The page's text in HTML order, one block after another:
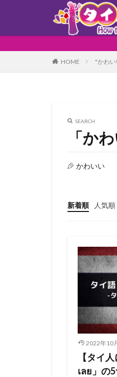
HOME "かわ
SEARCH
「か
かわいい
新着順 人気順
2022年10
【タイ
เลย」の